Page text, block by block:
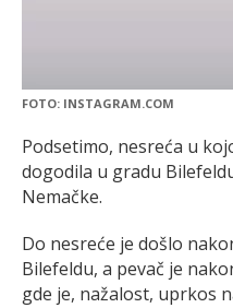
FOTO: INSTAGRAM.COM
Podsetimo, nesreća u
dogodila u gradu
Nemačke.
Do nesreće je došlo
Bilefeldu, a pevač je
gde je, nažalost, uprkos